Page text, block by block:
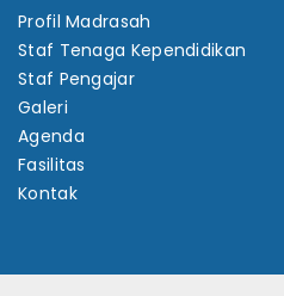
Profil Madrasah
Staf Tenaga Kependidikan
Staf Pengajar
Galeri
Agenda
Fasilitas
Kontak